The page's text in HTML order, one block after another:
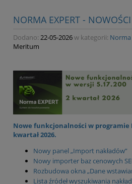
NORMA EXPERT -
Dodano: 22-05-2026w kategorii: Norma
Meritum
Nowe funkcjonalności w programie
kwartał 2026.
Nowy panel „Import nakładów”
Nowy importer baz cenowych
Rozbudowa okna „Dane
Lista źródeł wyszukiwania